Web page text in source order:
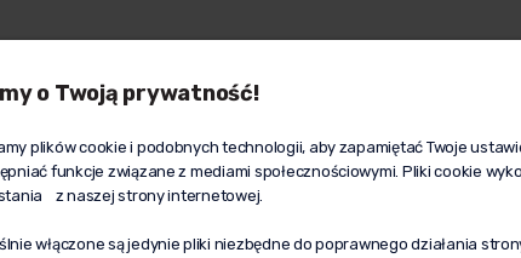
prywatności
Wyślij prezent
Prezent do Polski
Wzór pełnomocnictwa
o Twoją prywatność!
plików cookie i podobnych technologii, aby zapamiętać Twoje
funkcje związane z mediami społecznościowymi. Pliki cookie
z naszej strony internetowej.
włączone są jedynie pliki niezbędne do poprawnego działania